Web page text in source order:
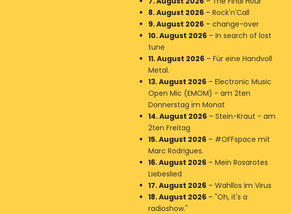
8. August 2026– Rock'n'Call
9. August 2026– change-over
10. August 2026– In search of lost
tune
11. August 2026– Für eine Handvoll
Metal.
13. August 2026– Electronic Music
Open Mic (EMOM) - am 2ten
Donnerstag im Monat
14. August 2026– Stein-Kraut - am
2ten Freitag
15. August 2026– #OFFspace mit
Marc Rodrigues.
16. August 2026– Mein Rosarotes
Liebeslied
17. August 2026– Wahllos im Virus
18. August 2026– "Oh, it's a
radioshow."